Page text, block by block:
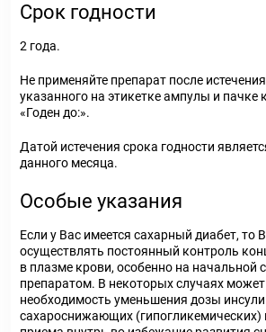
Срок годности
2 года.
Не применяйте препарат после
указанного на этикетке ампулы и пачке
«Годен до:».
Датой истечения срока годности
данного месяца.
Особые указания
Если у Вас имеется сахарный диабет, то
осуществлять постоянный контроль
в плазме крови, особенно на начальной
препаратом. В некоторых случаях
необходимость уменьшения дозы
сахароснижающих (гипогликемических)